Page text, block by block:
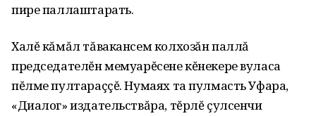
пире паллаштарать.
Халĕ кăмăл тăвакансем колхозăн паллă
председателĕн мемуарĕсене кĕнекере вуласа
пĕлме пултараççĕ. Нумаях та пулмасть Уфара,
«Диалог» издательствăра, тĕрлĕ çулсенчи